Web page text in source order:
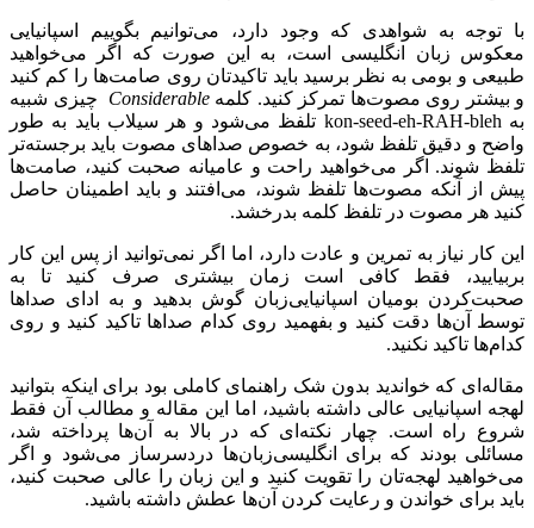
با توجه به شواهدی که وجود دارد، می‌توانیم بگوییم اسپانیایی
معکوس زبان انگلیسی است، به این صورت که اگر می‌خواهید
طبیعی و بومی به نظر برسید باید تاکیدتان روی صامت‌ها را کم کنید
و بیشتر روی مصوت‌ها تمرکز کنید. کلمهConsiderable چیزی شبیه
به kon-seed-eh-RAH-bleh تلفظ می‌شود و هر سیلاب باید به طور
واضح و دقیق تلفظ شود، به خصوص صداهای مصوت باید برجسته‌تر
تلفظ شوند. اگر می‌خواهید راحت و عامیانه صحبت کنید، صامت‌ها
پیش از آنکه مصوت‌ها تلفظ شوند، می‌افتند و باید اطمینان حاصل
کنید هر مصوت در تلفظ کلمه بدرخشد.
این کار نیاز به تمرین و عادت دارد، اما اگر نمی‌توانید از پس این کار
بربیایید، فقط کافی است زمان بیشتری صرف کنید تا به
صحبت‌کردن بومیان اسپانیایی‌زبان گوش بدهید و به ادای صداها
توسط آن‌ها دقت کنید و بفهمید روی کدام صداها تاکید کنید و روی
کدام‌ها تاکید نکنید.
مقاله‌ای که خواندید بدون شک راهنمای کاملی بود برای اینکه بتوانید
لهجه اسپانیایی عالی داشته باشید، اما این مقاله و مطالب آن فقط
شروع راه است. چهار نکته‌ای که در بالا به آن‌ها پرداخته شد،
مسائلی بودند که برای انگلیسی‌زبان‌ها دردسرساز می‌شود و اگر
می‌خواهید لهجه‌تان را تقویت کنید و این زبان را عالی صحبت کنید،
باید برای خواندن و رعایت کردن آن‌ها عطش داشته باشید.